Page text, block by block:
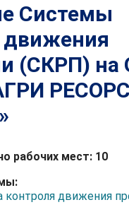
Системы
движения
(СКРП) на
рабочих мест: 10
движения